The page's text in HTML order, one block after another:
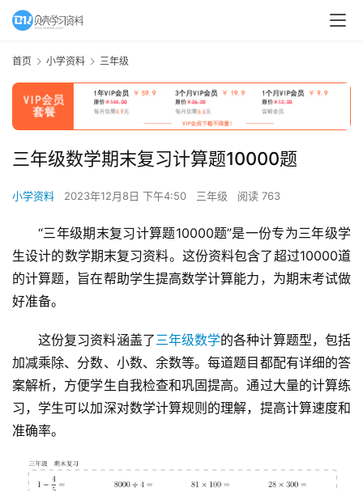
首页 小学资料 三年级
三年级数学期末复习计算题10000题
小学资料 2023年12月8日 下午4:50 三年级 阅读 763
“三年级期末复习计算题10000题”是一份专为三年级学
生设计的数学期末复习资料。这份资料包含了超过10000道
的计算题，旨在帮助学生提高数学计算能力，为期末考试做
好准备。
这份复习资料涵盖了 三年级数学的各种计算题型，包括
加减乘除、分数、小数、余数等。每道题目都配有详细的答
案解析，方便学生自我检查和巩固提高。通过大量的计算练
习，学生可以加深对数学计算规则的理解，提高计算速度和
准确率。